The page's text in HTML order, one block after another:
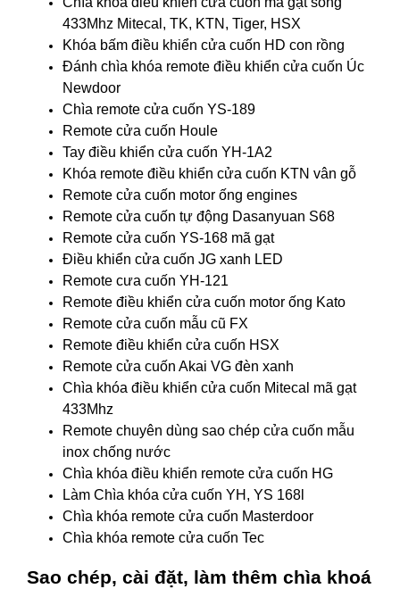
433Mhz Mitecal, TK, KTN, Tiger, HSX
Khóa bấm điều khiển cửa cuốn HD con rồng
Đánh chìa khóa remote điều khiển cửa cuốn Úc
Newdoor
Chìa remote cửa cuốn YS-189
Remote cửa cuốn Houle
Tay điều khiển cửa cuốn YH-1A2
Khóa remote điều khiển cửa cuốn KTN vân gỗ
Remote cửa cuốn motor ống engines
Remote cửa cuốn tự động Dasanyuan S68
Remote cửa cuốn YS-168 mã gạt
Điều khiển cửa cuốn JG xanh LED
Remote cưa cuốn YH-121
Remote điều khiển cửa cuốn motor ống Kato
Remote cửa cuốn mẫu cũ FX
Remote điều khiển cửa cuốn HSX
Remote cửa cuốn Akai VG đèn xanh
Chìa khóa điều khiển cửa cuốn Mitecal mã gạt
433Mhz
Remote chuyên dùng sao chép cửa cuốn mẫu
inox chống nước
Chìa khóa điều khiển remote cửa cuốn HG
Làm Chìa khóa cửa cuốn YH, YS 168l
Chìa khóa remote cửa cuốn Masterdoor
Chìa khóa remote cửa cuốn Tec
Sao chép, cài đặt, làm thêm chìa khoá